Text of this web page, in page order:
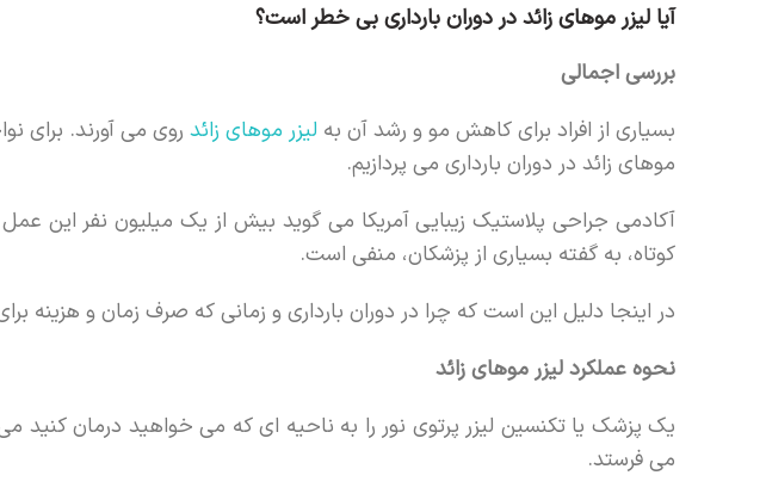
آیا لیزر موهای زائد در دوران بارداری بی خطر است؟
بررسی اجمالی
بسیاری از افراد برای کاهش مو و رشد آن به لیزر موهای زائد روی می آورند. برای
موهای زائد در دوران بارداری می پردازیم.
کوتاه، به گفته بسیاری از پزشکان، منفی است.
در اینجا دلیل این است که چرا در دوران بارداری و زمانی که صرف زمان و هزینه
نحوه عملکرد لیزر موهای زائد
یک پزشک یا تکنسین لیزر پرتوی نور را به ناحیه ای که می خواهید درمان کنید
می فرستد.